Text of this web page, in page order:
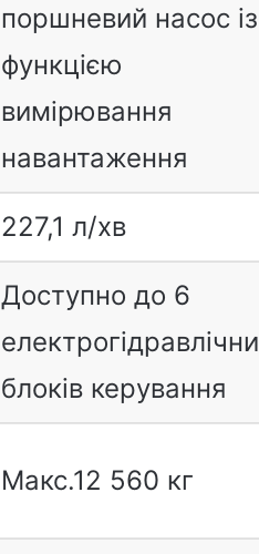
поршневий насос із
функцією
вимірювання
навантаження
227,1 л/хв
Доступно до 6
блоків керування
Макс.12 560 кг